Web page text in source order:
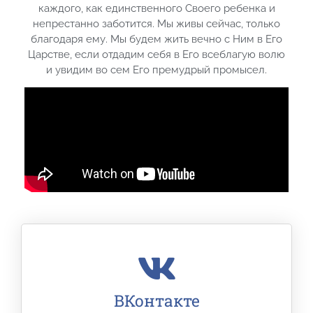
каждого, как единственного Своего ребенка и
непрестанно заботится. Мы живы сейчас, только
благодаря ему. Мы будем жить вечно с Ним в Его
Царстве, если отдадим себя в Его всеблагую волю
и увидим во сем Его премудрый промысел.
ВКонтакте